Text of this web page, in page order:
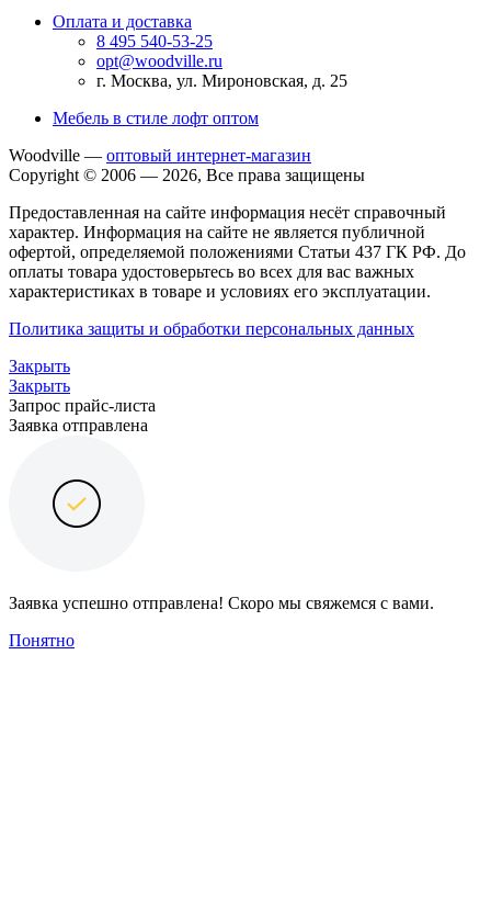
Оплата и доставка
8 495 540-53-25
opt@woodville.ru
г. Москва, ул. Мироновская, д. 25
Мебель в стиле лофт оптом
Woodville — оптовый интернет-магазин
Copyright © 2006 — 2026, Все права защищены
Предоставленная на сайте информация несёт справочный
характер. Информация на сайте не является публичной
офертой, определяемой положениями Статьи 437 ГК РФ. До
оплаты товара удостоверьтесь во всех для вас важных
характеристиках в товаре и условиях его эксплуатации.
Политика защиты и обработки персональных данных
Закрыть
Закрыть
Запрос прайс-листа
Заявка отправлена
Заявка успешно отправлена! Скоро мы свяжемся с вами.
Понятно